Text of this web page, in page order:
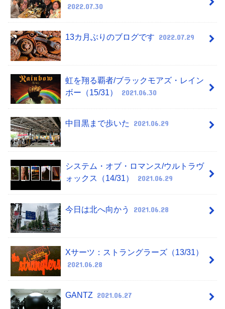
2022.07.30
13カ月ぶりのブログです 2022.07.29
虹を翔る覇者/ブラックモアズ・レイン
ボー（15/31）
2021.06.30
中目黒まで歩いた 2021.06.29
システム・オブ・ロマンス/ウルトラヴ
ォックス（14/31）
2021.06.29
今日は北へ向かう 2021.06.28
Xサーツ：ストラングラーズ（13/31）
2021.06.28
GANTZ 2021.06.27